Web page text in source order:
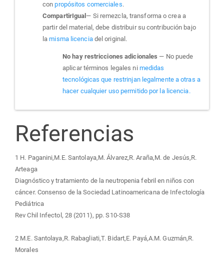
conpropósitos comerciales.
CompartirIgual — Si remezcla, transforma o crea a
partir del material, debe distribuir su contribución bajo
lamisma licenciadel original.
No hay restricciones adicionales — No puede
aplicar términos legales ni medidas
tecnológicas que restrinjan legalmente a otras a
hacer cualquier uso permitido por la licencia.
Referencias
1 H. Paganini,M.E. Santolaya,M. Álvarez,R. Araña,M. de Jesús,R.
Arteaga
Diagnóstico y tratamiento de la neutropenia febril en niños con
cáncer. Consenso de la Sociedad Latinoamericana de Infectología
Pediátrica
Rev Chil Infectol, 28 (2011), pp. S10-S38
2 M.E. Santolaya,R. Rabagliati,T. Bidart,E. Payá,A.M. Guzmán,R.
Morales